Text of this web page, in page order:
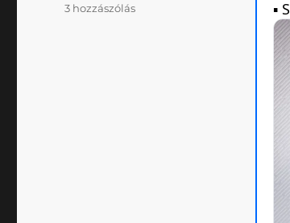
3 hozzászólásKlublicenc,